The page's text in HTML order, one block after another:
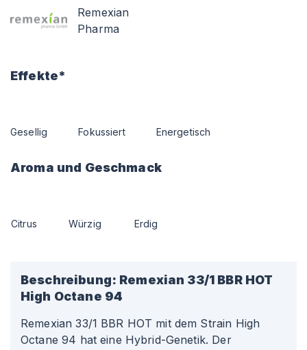
Remexian
Pharma
Effekte*
Gesellig Fokussiert Energetisch
Aroma und Geschmack
Citrus Würzig Erdig
Beschreibung: Remexian 33/1 BBR HOT
High Octane 94
Remexian 33/1 BBR HOT mit dem Strain High
Octane 94 hat eine Hybrid-Genetik. Der